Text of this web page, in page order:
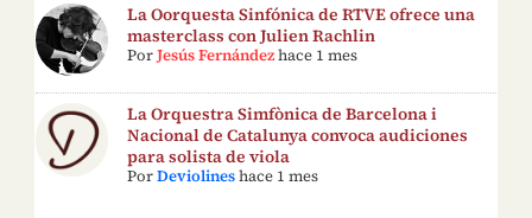
La Oorquesta Sinfónica de RTVE ofrece una
masterclass con Julien Rachlin
PorJesús Fernández hace 1 mes
La Orquestra Simfònica de Barcelona i
Nacional de Catalunya convoca audiciones
para solista de viola
PorDeviolines hace 1 mes